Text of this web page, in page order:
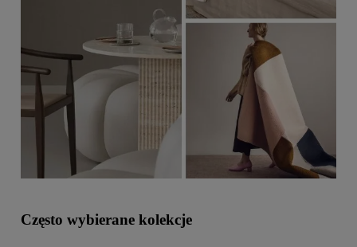
Często wybierane kolekcje